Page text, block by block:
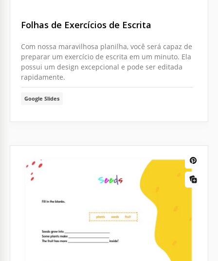
Folhas de Exercícios de Escrita
Com nossa maravilhosa planilha, você será capaz de
preparar um exercício de escrita em um minuto. Ela
possui um design excepcional e pode ser editada
rapidamente.
Google Slides